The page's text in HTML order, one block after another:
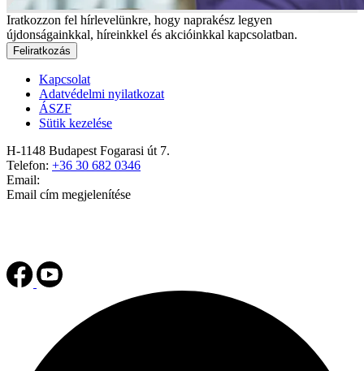
Iratkozzon fel hírlevelünkre, hogy naprakész legyen
újdonságainkkal, híreinkkel és akcióinkkal kapcsolatban.
Feliratkozás
Kapcsolat
Adatvédelmi nyilatkozat
ÁSZF
Sütik kezelése
H-1148 Budapest Fogarasi út 7.
Telefon: +36 30 682 0346
Email:
Email cím megjelenítése